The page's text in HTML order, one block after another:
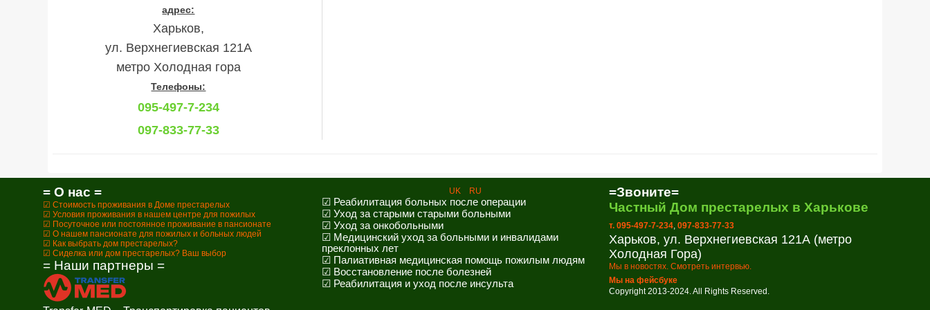
адрес:
Харьков,
ул. Верхнегиевская 121А
метро Холодная гора
Телефоны:
095-497-7-234
097-833-77-33
= О нас =
☑ Стоимость проживания в Доме престарелых
☑ Условия проживания в нашем центре для пожилых
☑ Посуточное или постоянное проживание в пансионате
☑ О нашем пансионате для пожилых и больных людей
☑ Как выбрать дом престарелых?
☑ Сиделка или дом престарелых? Ваш выбор
= Наши партнеры =
UK RU
☑ Реабилитация больных после операции
☑ Уход за старыми старыми больными
☑ Уход за онкобольными
☑ Медицинский уход за больными и инвалидами
преклонных лет
☑ Палиативная медицинская помощь пожилым людям
☑ Восстановление после болезней
☑ Реабилитация и уход после инсульта
=Звоните=
Частный Дом престарелых в Харькове
т. 095-497-7-234, 097-833-77-33
Харьков, ул. Верхнегиевская 121А (метро
Холодная Гора)
Мы в новостях. Смотреть интервью.
Мы на фейсбуке
Copyright 2013-2024. All Rights Reserved.